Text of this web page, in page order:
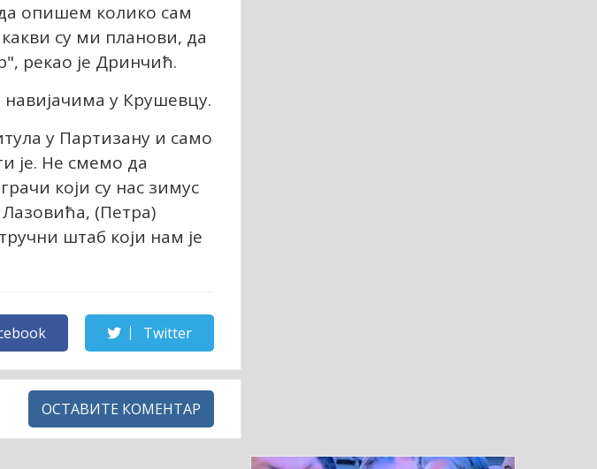
опишем колико сам
су ми планови, да
рекао је Дринчић.
у Крушевцу.
у Партизану и само
је. Не смемо да
који су нас зимус
(Петра)
штаб који нам је
Twitter
ОСТАВИТЕ КОМЕНТАР